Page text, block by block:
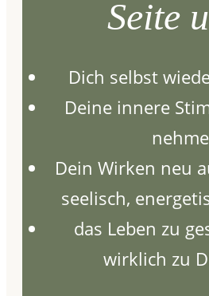
Seite
Dich selbst
Deine innere
Dein Wirken neu
seelisch,
das Leben zu
wirklich zu